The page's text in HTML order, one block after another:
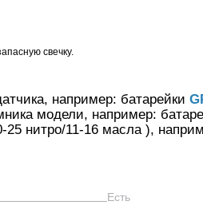
свечку.
например: батарейки
модели, например:
25 нитро/11-16 масла ),
Есть